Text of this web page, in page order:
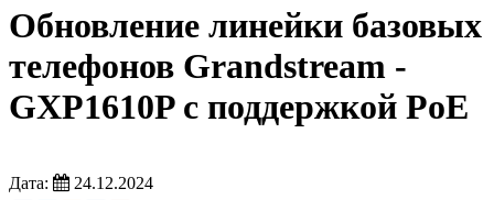
Обновление линейки базовых
телефонов Grandstream -
GXP1610P с поддержкой PoE
Дата: 24.12.2024